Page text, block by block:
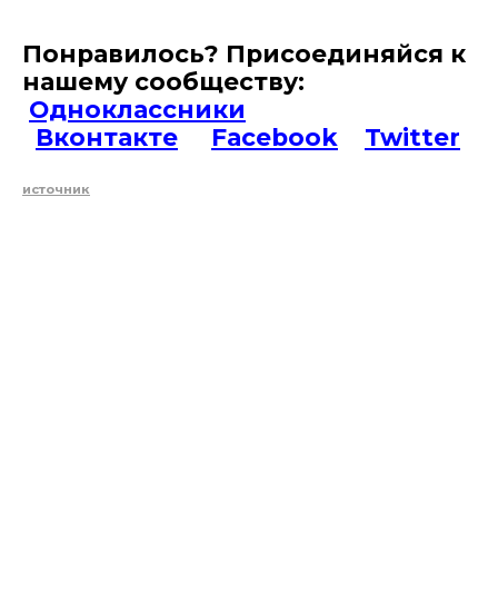
Понравилось? Присоединяйся к
нашему сообществу:
Одноклассники
Вконтакте
Facebook Twitter
источник